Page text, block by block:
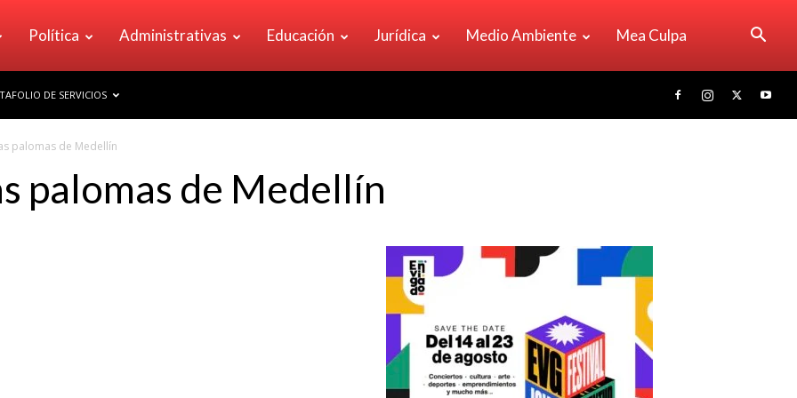
Política Administrativas Educación Jurídica Medio Ambiente Mea Culpa
DE SERVICIOS
palomas de Medellín
palomas de Medellín